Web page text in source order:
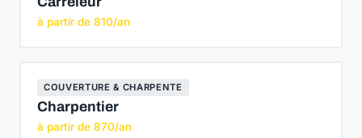
à partir de 810/an
COUVERTURE & CHARPENTE
Charpentier
à partir de 870/an